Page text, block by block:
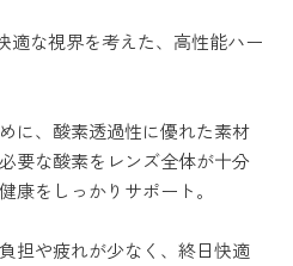
適な視界を考えた、高性能ハー
に、酸素透過性に優れた素材
要な酸素をレンズ全体が十分
康をしっかりサポート。
担や疲れが少なく、終日快適